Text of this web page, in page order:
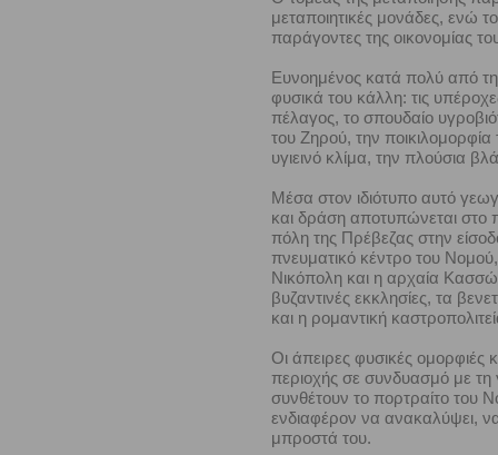
μεταποιητικές μονάδες, ενώ
παράγοντες της οικονομίας
Ευνοημένος κατά πολύ από
φυσικά του κάλλη: τις
πέλαγος, το σπουδαίο
του Ζηρού, την ποικιλομορφία
υγιεινό κλίμα, την πλούσια
Μέσα στον ιδιότυπο αυτό
και δράση αποτυπώνεται
πόλη της Πρέβεζας στην
πνευματικό κέντρο του
Νικόπολη και η αρχαία
βυζαντινές εκκλησίες, τα
και η ρομαντική
Οι άπειρες φυσικές ομορφιές
περιοχής σε συνδυασμό με τη
συνθέτουν το πορτραίτο του
ενδιαφέρον να ανακαλύψει, να
μπροστά του.